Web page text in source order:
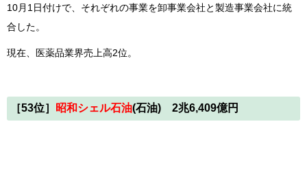
10月1日付けで、それぞれの事業を卸事業会社と製造事業会社に統
合した。
現在、医薬品業界売上高2位。
［53位］ 昭和シェル石油(石油) 2兆6,409億円